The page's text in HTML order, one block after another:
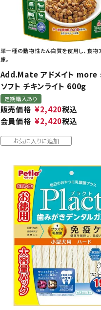
単ー種の動物性たん白質を使用し、食物
慮。
Add.Mate アドメイト
ソフト チキンライト 600g
定期購入あり
販売価格 ¥2,420税込
会員価格 ¥2,420税込
お気に入りに追加